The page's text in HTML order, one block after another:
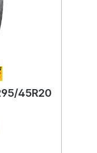
45R20